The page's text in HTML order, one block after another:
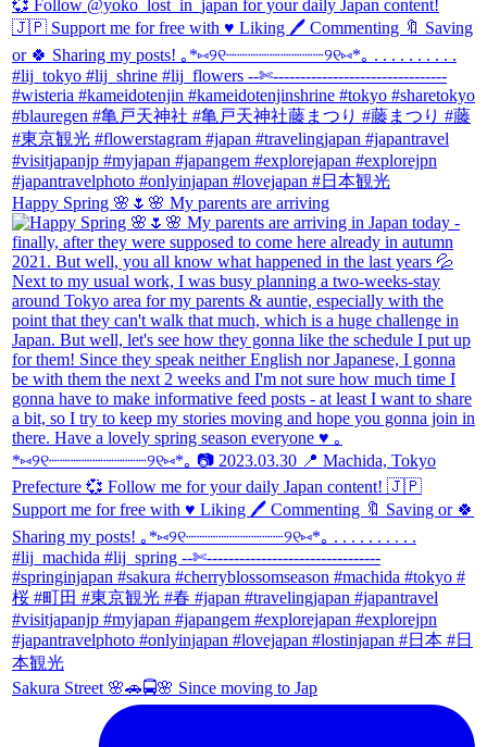
Happy Spring 🌸🌷🌸 My parents are arriving
Sakura Street 🌸🚗🚍🌸 Since moving to Jap